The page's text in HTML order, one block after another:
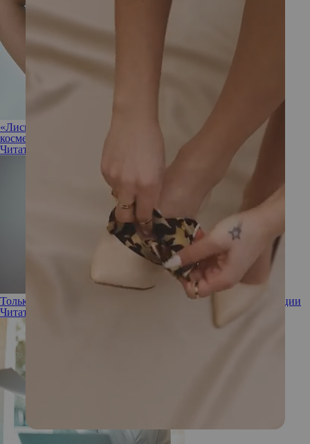
«Лисьи глазки»: все, что вы хотели знать о популярной
косметической процедуре
Читать полностью
Только не это: как избежать повторной пластической операции
Читать полностью